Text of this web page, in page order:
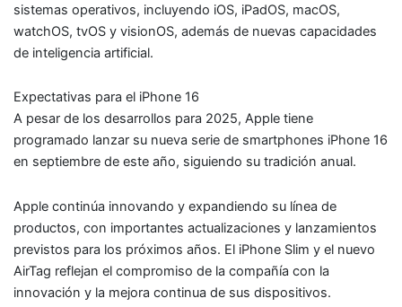
sistemas operativos, incluyendo iOS, iPadOS, macOS,
watchOS, tvOS y visionOS, además de nuevas capacidades
de inteligencia artificial.
Expectativas para el iPhone 16
A pesar de los desarrollos para 2025, Apple tiene
programado lanzar su nueva serie de smartphones iPhone 16
en septiembre de este año, siguiendo su tradición anual.
Apple continúa innovando y expandiendo su línea de
productos, con importantes actualizaciones y lanzamientos
previstos para los próximos años. El iPhone Slim y el nuevo
AirTag reflejan el compromiso de la compañía con la
innovación y la mejora continua de sus dispositivos.